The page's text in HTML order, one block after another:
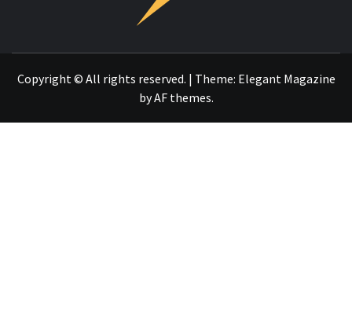
Copyright © All rights reserved. | Theme: Elegant Magazine
byAF themes.